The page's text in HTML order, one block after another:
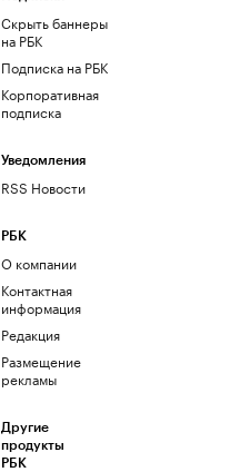
Скрыть баннеры
на РБК
Подписка на РБК
Корпоративная
подписка
Уведомления
RSS Новости
РБК
О компании
Контактная
информация
Редакция
Размещение
рекламы
Другие
продукты
РБК